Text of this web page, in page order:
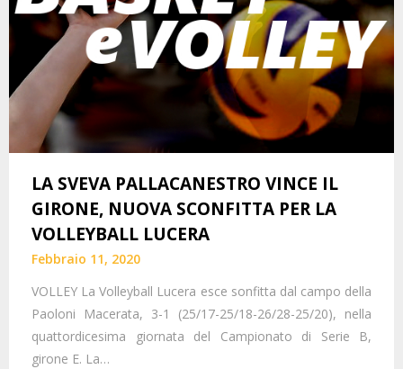
LA SVEVA PALLACANESTRO VINCE IL
GIRONE, NUOVA SCONFITTA PER LA
VOLLEYBALL LUCERA
Febbraio 11, 2020
VOLLEY La Volleyball Lucera esce sonfitta dal campo della
Paoloni Macerata, 3-1 (25/17-25/18-26/28-25/20), nella
quattordicesima giornata del Campionato di Serie B,
girone E. La…